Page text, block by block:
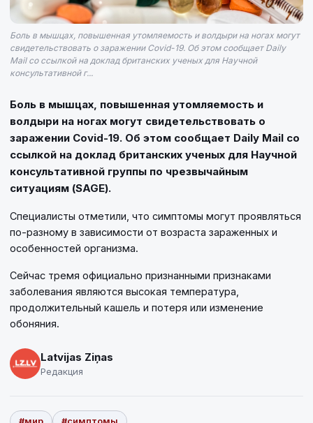
Боль в мышцах, повышенная утомляемость и волдыри на ногах могут
свидетельствовать о заражении Covid-19. Об этом сообщает Daily
Mail со ссылкой на доклад британских ученых для Научной
консультативной г...
Боль в мышцах, повышенная утомляемость и
волдыри на ногах могут свидетельствовать о
заражении Covid-19. Об этом сообщает Daily Mail со
ссылкой на доклад британских ученых для Научной
консультативной группы по чрезвычайным
ситуациям (SAGE).
Специалисты отметили, что симптомы могут проявляться
по-разному в зависимости от возраста зараженных и
особенностей организма.
Сейчас тремя официально признанными признаками
заболевания являются высокая температура,
продолжительный кашель и потеря или изменение
обоняния.
Latvijas Ziņas
Редакция